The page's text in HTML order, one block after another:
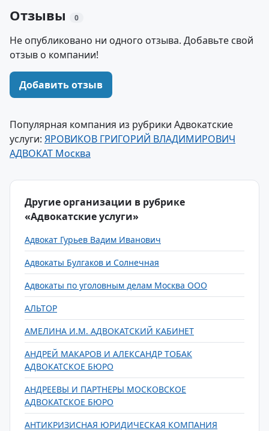
Отзывы 0
Не опубликовано ни одного отзыва. Добавьте свой
отзыв о компании!
Добавить отзыв
Популярная компания из рубрики Адвокатские
услуги: ЯРОВИКОВ ГРИГОРИЙ ВЛАДИМИРОВИЧ
АДВОКАТ Москва
Другие организации в рубрике
«Адвокатские услуги»
Адвокат Гурьев Вадим Иванович
Адвокаты Булгаков и Солнечная
Адвокаты по уголовным делам Москва ООО
АЛЬТОР
АМЕЛИНА И.М. АДВОКАТСКИЙ КАБИНЕТ
АНДРЕЙ МАКАРОВ И АЛЕКСАНДР ТОБАК
АДВОКАТСКОЕ БЮРО
АНДРЕЕВЫ И ПАРТНЕРЫ МОСКОВСКОЕ
АДВОКАТСКОЕ БЮРО
АНТИКРИЗИСНАЯ ЮРИДИЧЕСКАЯ КОМПАНИЯ